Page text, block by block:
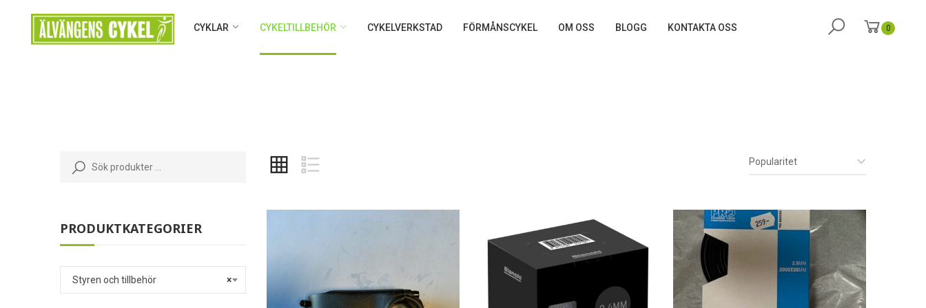
CYKLAR CYKELTILLBEHÖR CYKELVERKSTAD FÖRMÅNSCYKEL OM OSS BLOGG KONTAKTA OSS 0
PRODUKTKATEGORIER
×
Styren och tillbehör
Popularitet